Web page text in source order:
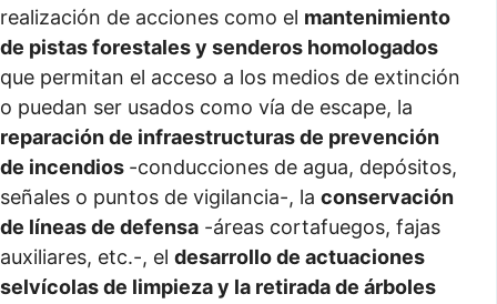
realización de acciones como el mantenimiento
de pistas forestales y senderos homologados
que permitan el acceso a los medios de extinción
o puedan ser usados como vía de escape, la
reparación de infraestructuras de prevención
de incendios -conducciones de agua, depósitos,
señales o puntos de vigilancia-, la conservación
de líneas de defensa -áreas cortafuegos, fajas
auxiliares, etc.-, el desarrollo de actuaciones
selvícolas de limpieza y la retirada de árboles